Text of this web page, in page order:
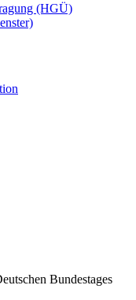
(HGÜ)
Bundestages